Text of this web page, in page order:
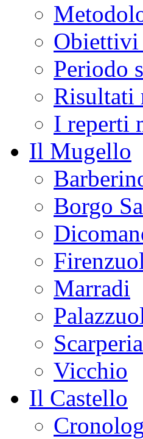
Obiettivi
Periodo
Risultati
I reperti
Il Mugello
Borgo
Marradi
Vicchio
Il Castello